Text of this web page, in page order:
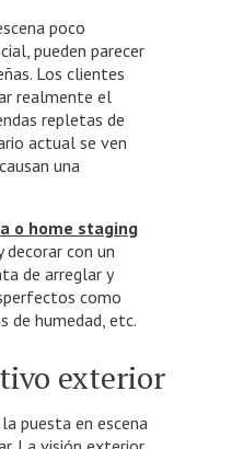
poco
pueden parecer
Los clientes
realmente el
repletas de
actual se ven
una
o home staging
con un
de arreglar y
como
de humedad, etc.
exterior
puesta en escena